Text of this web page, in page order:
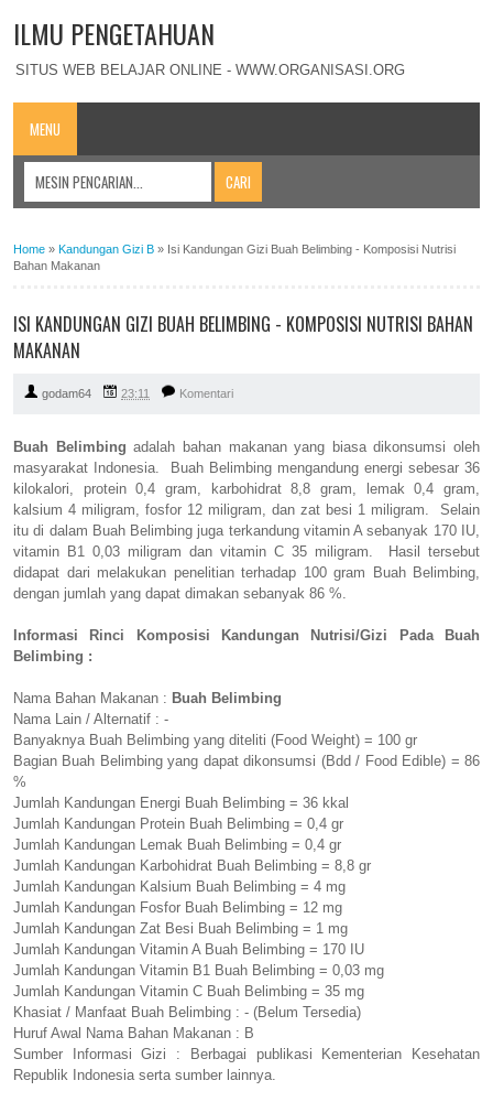
ILMU PENGETAHUAN
SITUS WEB BELAJAR ONLINE - WWW.ORGANISASI.ORG
MENU
Home » Kandungan Gizi B » Isi Kandungan Gizi Buah Belimbing - Komposisi Nutrisi
Bahan Makanan
ISI KANDUNGAN GIZI BUAH BELIMBING - KOMPOSISI NUTRISI BAHAN
MAKANAN
godam64 23:11 Komentari
Buah Belimbing adalah bahan makanan yang biasa dikonsumsi oleh
masyarakat Indonesia. Buah Belimbing mengandung energi sebesar 36
kilokalori, protein 0,4 gram, karbohidrat 8,8 gram, lemak 0,4 gram,
kalsium 4 miligram, fosfor 12 miligram, dan zat besi 1 miligram. Selain
itu di dalam Buah Belimbing juga terkandung vitamin A sebanyak 170 IU,
vitamin B1 0,03 miligram dan vitamin C 35 miligram. Hasil tersebut
didapat dari melakukan penelitian terhadap 100 gram Buah Belimbing,
dengan jumlah yang dapat dimakan sebanyak 86 %.
Informasi Rinci Komposisi Kandungan Nutrisi/Gizi Pada Buah
Belimbing :
Nama Bahan Makanan : Buah Belimbing
Nama Lain / Alternatif : -
Banyaknya Buah Belimbing yang diteliti (Food Weight) = 100 gr
Bagian Buah Belimbing yang dapat dikonsumsi (Bdd / Food Edible) = 86
%
Jumlah Kandungan Energi Buah Belimbing = 36 kkal
Jumlah Kandungan Protein Buah Belimbing = 0,4 gr
Jumlah Kandungan Lemak Buah Belimbing = 0,4 gr
Jumlah Kandungan Karbohidrat Buah Belimbing = 8,8 gr
Jumlah Kandungan Kalsium Buah Belimbing = 4 mg
Jumlah Kandungan Fosfor Buah Belimbing = 12 mg
Jumlah Kandungan Zat Besi Buah Belimbing = 1 mg
Jumlah Kandungan Vitamin A Buah Belimbing = 170 IU
Jumlah Kandungan Vitamin B1 Buah Belimbing = 0,03 mg
Jumlah Kandungan Vitamin C Buah Belimbing = 35 mg
Khasiat / Manfaat Buah Belimbing : - (Belum Tersedia)
Huruf Awal Nama Bahan Makanan : B
Sumber Informasi Gizi : Berbagai publikasi Kementerian Kesehatan
Republik Indonesia serta sumber lainnya.